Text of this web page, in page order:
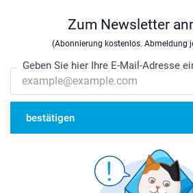
Zum Newsletter
(Abonnierung kostenlos. Abmeldung
Geben Sie hier Ihre E-Mail-Adresse
bestätigen